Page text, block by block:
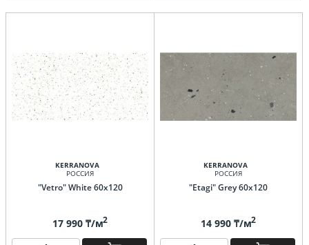
KERRANOVA
РОССИЯ
"Vetro" White 60х120
17 990 ₸/м2
KERRANOVA
РОССИЯ
"Etagi" Grey 60х120
14 990 ₸/м2